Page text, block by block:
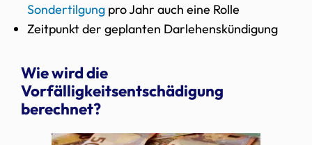
Sondertilgungpro Jahr auch eine Rolle
Zeitpunkt der geplanten Darlehenskündigung
Wie wird die
Vorfälligkeitsentschädigung
berechnet?